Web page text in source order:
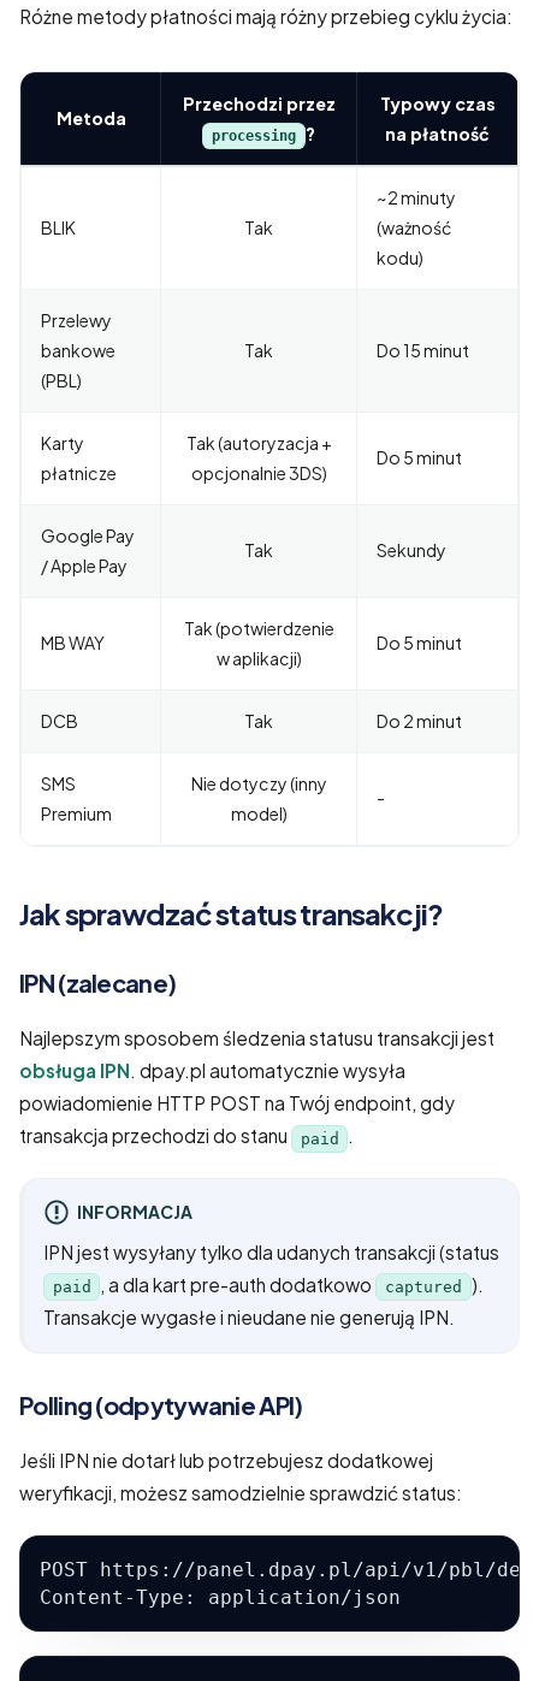
Różne metody płatności mają różny przebieg cyklu życia:
Metoda
Przechodzi przez
processing ?
Typowy czas
na płatność
BLIK Tak
~2 minuty
(ważność
kodu)
Przelewy
bankowe
(PBL)
Tak Do 15 minut
Karty
płatnicze
Tak (autoryzacja +
opcjonalnie 3DS)
Do 5 minut
Google Pay
/ Apple Pay
Tak Sekundy
MB WAY
Tak (potwierdzenie
w aplikacji)
Do 5 minut
DCB Tak Do 2 minut
SMS
Premium
Nie dotyczy (inny
model)
-
Jak sprawdzać status transakcji?
IPN (zalecane)
Najlepszym sposobem śledzenia statusu transakcji jest
obsługa IPN. dpay.pl automatycznie wysyła
powiadomienie HTTP POST na Twój endpoint, gdy
transakcja przechodzi do stanu
paid .
INFORMACJA
IPN jest wysyłany tylko dla udanych transakcji (status
paid , a dla kart pre-auth dodatkowo captured
).
Transakcje wygasłe i nieudane nie generują IPN.
Polling (odpytywanie API)
Jeśli IPN nie dotarł lub potrzebujesz dodatkowej
weryfikacji, możesz samodzielnie sprawdzić status:
POST https://panel.dpay.pl/api/v1/pbl/
Content-Type: application/json